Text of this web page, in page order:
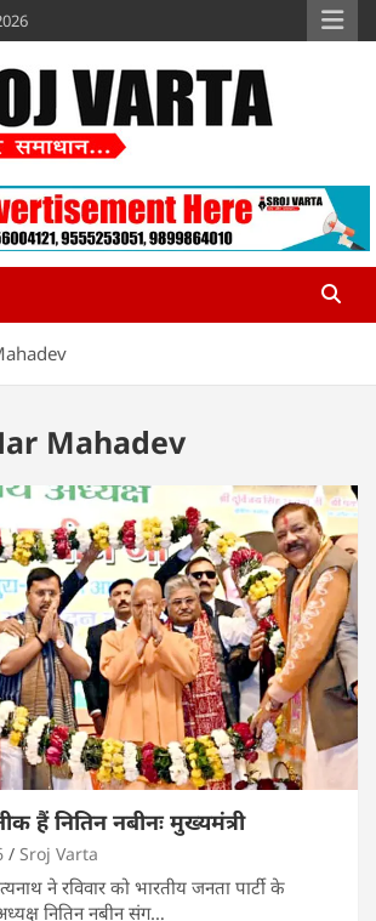
Mahadev
हैं नितिन नबीनः मुख्यमंत्री
Sroj Varta
ने रविवार को भारतीय जनता पार्टी के
अध्यक्ष नितिन नबीन संग…